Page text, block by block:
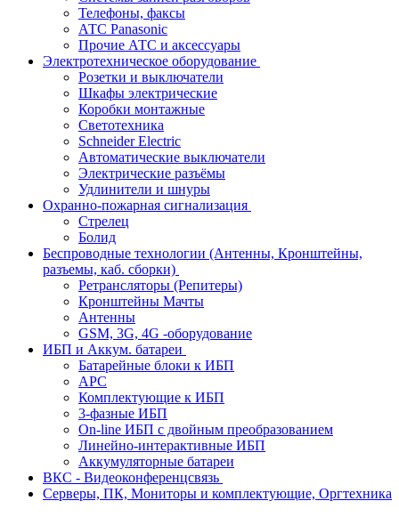
Телефоны, факсы
АТС Panasonic
Прочие АТС и аксессуары
Электротехническое оборудование
Розетки и выключатели
Шкафы электрические
Коробки монтажные
Светотехника
Schneider Electric
Автоматические выключатели
Электрические разъёмы
Удлинители и шнуры
Охранно-пожарная сигнализация
Стрелец
Болид
Беспроводные технологии (Антенны, Кронштейны,
разъемы, каб. сборки)
Ретрансляторы (Репитеры)
Кронштейны Мачты
Антенны
GSM, 3G, 4G -оборудование
ИБП и Аккум. батареи
Батарейные блоки к ИБП
APC
Комплектующие к ИБП
3-фазные ИБП
On-line ИБП с двойным преобразованием
Линейно-интерактивные ИБП
Аккумуляторные батареи
ВКС - Видеоконференцсвязь
Серверы, ПК, Мониторы и комплектующие, Оргтехника